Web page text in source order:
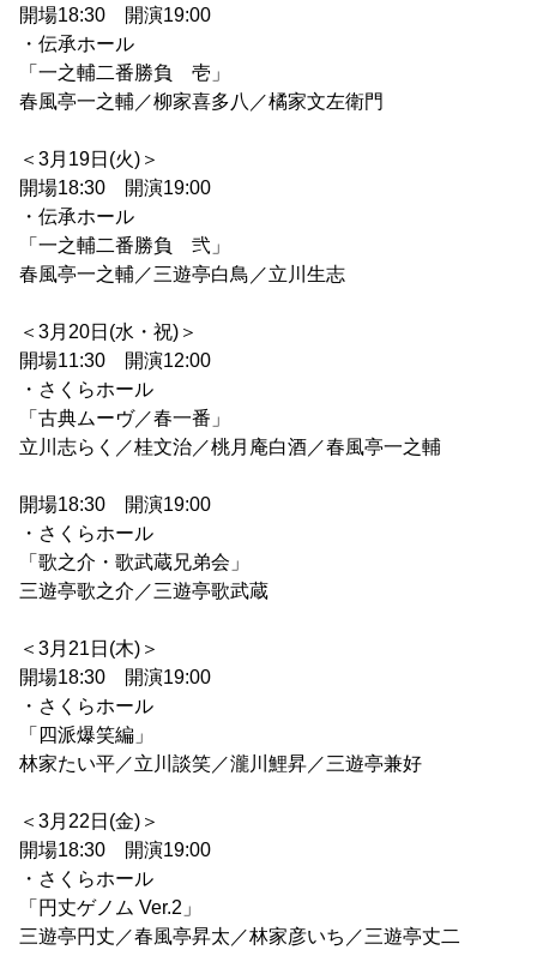
開場18:30 開演19:00
・伝承ホール
「一之輔二番勝負 壱」
春風亭一之輔／柳家喜多八／橘家文左衛門
＜3月19日(火)＞
開場18:30 開演19:00
・伝承ホール
「一之輔二番勝負 弐」
春風亭一之輔／三遊亭白鳥／立川生志
＜3月20日(水・祝)＞
開場11:30 開演12:00
・さくらホール
「古典ムーヴ／春一番」
立川志らく／桂文治／桃月庵白酒／春風亭一之輔
開場18:30 開演19:00
・さくらホール
「歌之介・歌武蔵兄弟会」
三遊亭歌之介／三遊亭歌武蔵
＜3月21日(木)＞
開場18:30 開演19:00
・さくらホール
「四派爆笑編」
林家たい平／立川談笑／瀧川鯉昇／三遊亭兼好
＜3月22日(金)＞
開場18:30 開演19:00
・さくらホール
「円丈ゲノム Ver.2」
三遊亭円丈／春風亭昇太／林家彦いち／三遊亭丈二